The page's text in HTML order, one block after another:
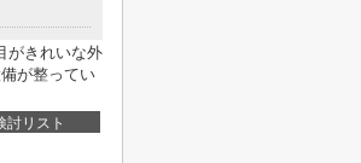
がきれいな外
が整ってい
討リスト